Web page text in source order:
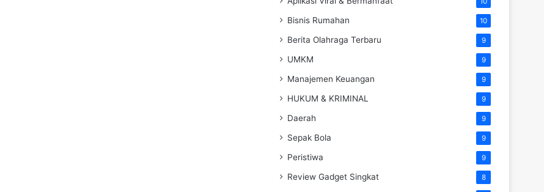
Bisnis Rumahan 10
Berita Olahraga Terbaru 9
UMKM 9
Manajemen Keuangan 9
HUKUM & KRIMINAL 9
Daerah 9
Sepak Bola 9
Peristiwa 9
Review Gadget Singkat 8